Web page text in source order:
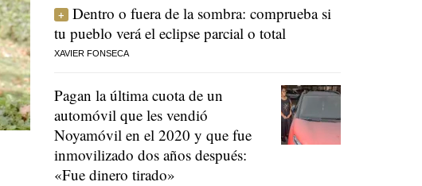
Dentro o fuera de la sombra: comprueba si
tu pueblo verá el eclipse parcial o total
XAVIER FONSECA
Pagan la última cuota de un
automóvil que les vendió
Noyamóvil en el 2020 y que fue
inmovilizado dos años después:
«Fue dinero tirado»